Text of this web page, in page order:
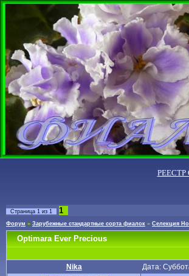
Страница 1 из 1 1
Форум » Зарубежные стандартные сорта фиалок » Селекция
Optimara Ever Precious
Nika Дата: